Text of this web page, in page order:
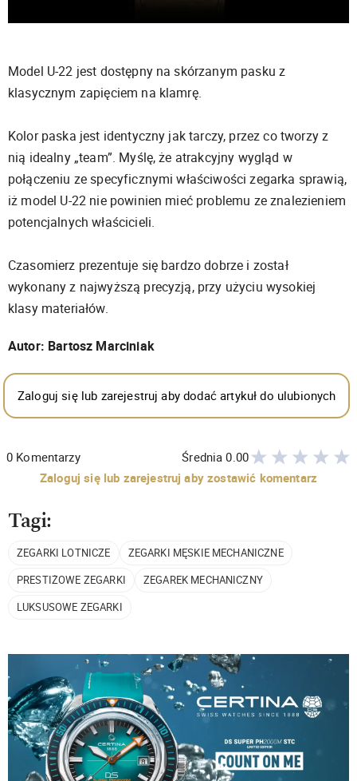
Model U-22 jest dostępny na skórzanym pasku z
klasycznym zapięciem na klamrę.
Kolor paska jest identyczny jak tarczy, przez co tworzy z
nią idealny „team”. Myślę, że atrakcyjny wygląd w
połączeniu ze specyficznymi właściwości zegarka sprawią,
iż model U-22 nie powinien mieć problemu ze znalezieniem
potencjalnych właścicieli.
Czasomierz prezentuje się bardzo dobrze i został
wykonany z najwyższą precyzją, przy użyciu wysokiej
klasy materiałów.
Autor: Bartosz Marciniak
Zaloguj się lub zarejestruj aby dodać artykuł do ulubionych
0 Komentarzy Średnia0.00
Zaloguj się lub zarejestruj aby zostawić komentarz
Tagi:
ZEGARKI LOTNICZE
ZEGARKI MĘSKIE MECHANICZNE
PRESTIŻOWE ZEGARKI
ZEGAREK MECHANICZNY
LUKSUSOWE ZEGARKI